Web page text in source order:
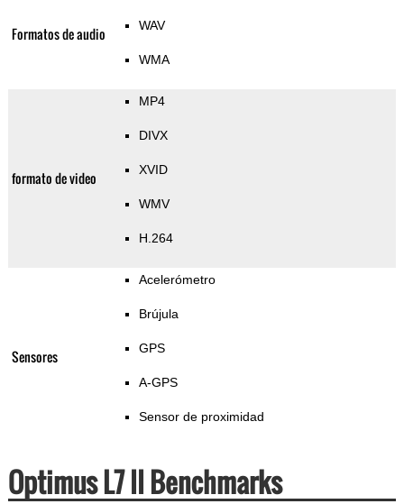
Formatos de audio WAV
WMA
formato de video
MP4
DIVX
XVID
WMV
H.264
Sensores
Acelerómetro
Brújula
GPS
A-GPS
Sensor de proximidad
Optimus L7 II Benchmarks